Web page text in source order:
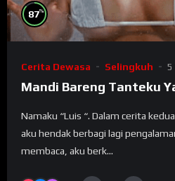
87%
Cerita Dewasa Selingkuh 5
Mandi Bareng Tanteku
Namaku “Luis “. Dalam cerita
aku hendak berbagi lagi
membaca, aku berk...